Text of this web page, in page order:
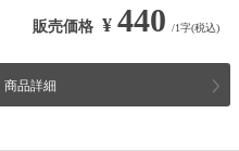
販売価格 ¥ 440 /1字(税込)
商品詳細